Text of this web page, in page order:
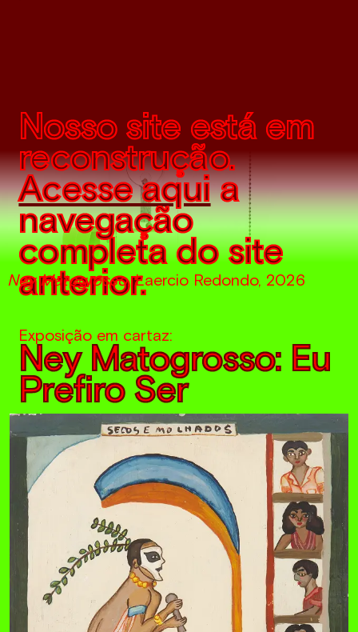
Nosso site está em
reconstrução.
Acesse aquia
navegação
completa do site
anterior.
Ney Matogrosso, Laercio Redondo, 2026
Exposição em cartaz:
Ney Matogrosso: Eu
Prefiro Ser